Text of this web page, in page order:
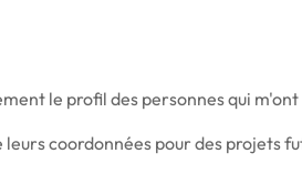
le profil des personnes qui m'ont
coordonnées pour des projets